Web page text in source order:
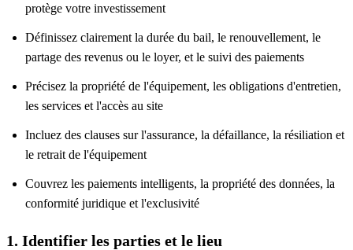
protège votre investissement
Définissez clairement la durée du bail, le renouvellement, le
partage des revenus ou le loyer, et le suivi des paiements
Précisez la propriété de l'équipement, les obligations d'entretien,
les services et l'accès au site
Incluez des clauses sur l'assurance, la défaillance, la résiliation et
le retrait de l'équipement
Couvrez les paiements intelligents, la propriété des données, la
conformité juridique et l'exclusivité
1. Identifier les parties et le lieu